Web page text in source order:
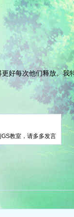
好每次他们释放。我
教室，请多多发言